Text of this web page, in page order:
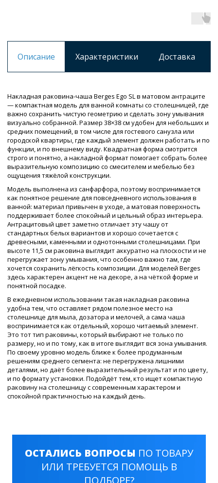
Описание Характеристики Доставка
Накладная раковина-чаша Berges Ego SL в матовом антраците
— компактная модель для ванной комнаты со столешницей, где
важно сохранить чистую геометрию и сделать зону умывания
визуально собранной. Размер 38×38 см удобен для небольших и
средних помещений, в том числе для гостевого санузла или
городской квартиры, где каждый элемент должен работать и по
функции, и по внешнему виду. Квадратная форма смотрится
строго и понятно, а накладной формат помогает собрать более
выразительную композицию со смесителем и мебелью без
ощущения тяжёлой конструкции.
Модель выполнена из санфарфора, поэтому воспринимается
как понятное решение для повседневного использования в
ванной: материал привычен в уходе, а матовая поверхность
поддерживает более спокойный и цельный образ интерьера.
Антрацитовый цвет заметно отличает эту чашу от
стандартных белых вариантов и хорошо сочетается с
древесными, каменными и однотонными столешницами. При
высоте 11,5 см раковина выглядит аккуратно на плоскости и не
перегружает зону умывания, что особенно важно там, где
хочется сохранить лёгкость композиции. Для моделей Berges
здесь характерен акцент не на декоре, а на чёткой форме и
понятной посадке.
В ежедневном использовании такая накладная раковина
удобна тем, что оставляет рядом полезное место на
столешнице для мыла, дозатора и мелочей, а сама чаша
воспринимается как отдельный, хорошо читаемый элемент.
Это тот тип раковины, который выбирают не только по
размеру, но и по тому, как в итоге выглядит вся зона умывания.
По своему уровню модель ближе к более продуманным
решениям среднего сегмента: не перегружена лишними
деталями, но даёт более выразительный результат и по цвету,
и по формату установки. Подойдёт тем, кто ищет компактную
раковину на столешницу с современным характером и
спокойной практичностью на каждый день.
ОСТАЛИСЬ ВОПРОСЫ ПО ТОВАРУ
ИЛИ ТРЕБУЕТСЯ ПОМОЩЬ В